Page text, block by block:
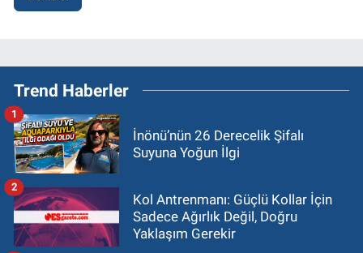
Trend Haberler
İnönü’nün 26 Derecelik Şifalı
Suyuna Yoğun İlgi
1
Kol Antrenmanı: Güçlü Kollar İçin
Sadece Ağırlık Değil, Doğru
Yaklaşım Gerekir
2